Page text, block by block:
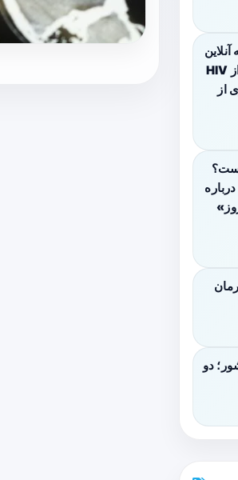
PrEP و PEP برای پیشگیری از HIV
از
دو